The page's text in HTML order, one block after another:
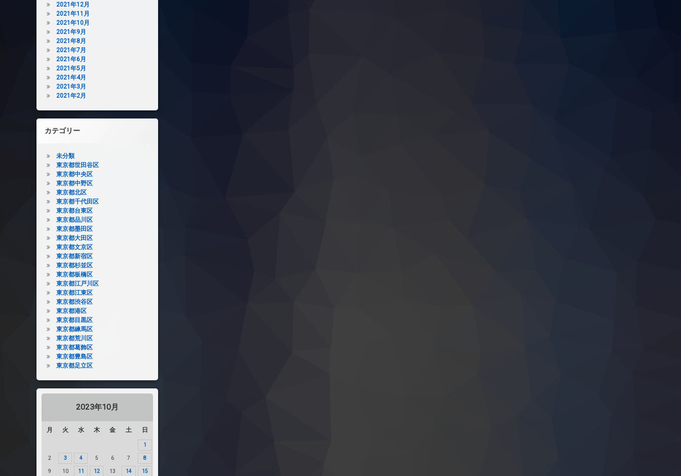
2021年12月
2021年11月
2021年10月
2021年9月
2021年8月
2021年7月
2021年6月
2021年5月
2021年4月
2021年3月
2021年2月
カテゴリー
未分類
東京都世田谷区
東京都中央区
東京都中野区
東京都北区
東京都千代田区
東京都台東区
東京都品川区
東京都墨田区
東京都大田区
東京都文京区
東京都新宿区
東京都杉並区
東京都板橋区
東京都江戸川区
東京都江東区
東京都渋谷区
東京都港区
東京都目黒区
東京都練馬区
東京都荒川区
東京都葛飾区
東京都豊島区
東京都足立区
2023年10月
月 火 水 木 金 土 日
1
2 3 4 5 6 7 8
9 10 11 12 13 14 15